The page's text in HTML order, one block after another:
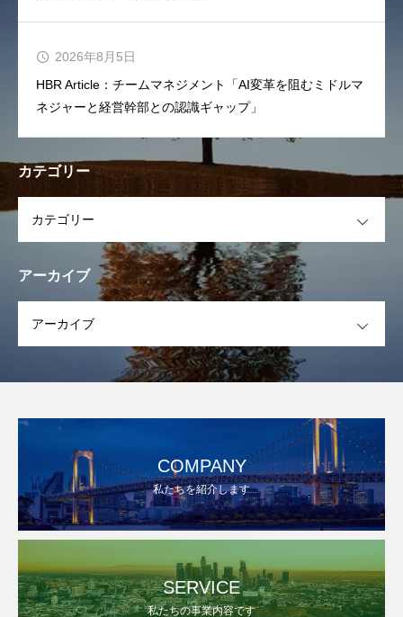
HBR Article：チームマネジメント「AI変革を阻むミドルマ
ネジャーと経営幹部との認識ギャップ」
2026年8月5日
カテゴリー
アーカイブ
COMPANY
私たちを紹介します
SERVICE
私たちの事業内容です